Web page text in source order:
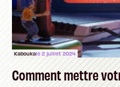
Kaboukale 2 juillet 2024
Comment mettre